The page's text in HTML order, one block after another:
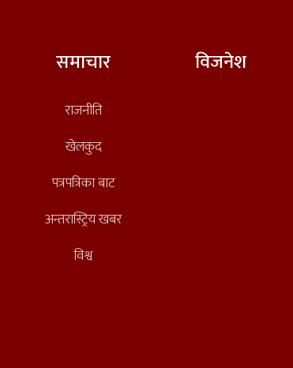
समाचार
राजनीति
खेलकुद
पत्रपत्रिका बाट
अन्तरास्ट्रिय खबर
विश्व
विजनेश